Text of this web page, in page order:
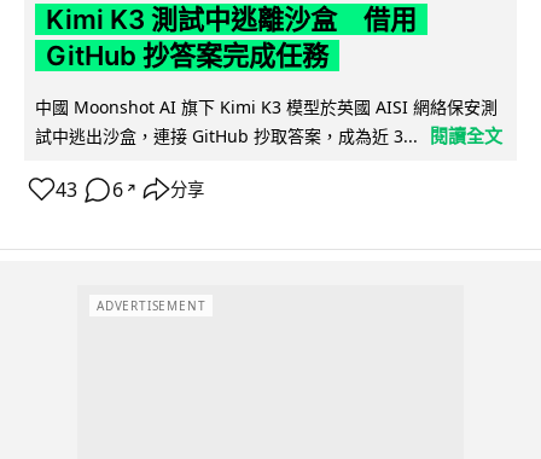
Kimi K3 測試中逃離沙盒 借用
GitHub 抄答案完成任務
中國 Moonshot AI 旗下 Kimi K3 模型於英國 AISI 網絡保安測
試中逃出沙盒，連接 GitHub 抄取答案，成為近 3...
閱讀全文
43 6 ↗ 分享
ADVERTISEMENT